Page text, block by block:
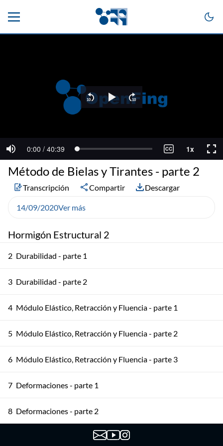
Hormigón Estructural 2
2 Durabilidad - parte 1
3 Durabilidad - parte 2
4 Módulo Elástico, Retracción y Fluencia - parte 1
5 Módulo Elástico, Retracción y Fluencia - parte 2
6 Módulo Elástico, Retracción y Fluencia - parte 3
7 Deformaciones - parte 1
8 Deformaciones - parte 2
Deformaciones - parte 3
Método de Bielas y Tirantes - parte 2
Transcripción Compartir Descargar
14/09/2020Ver más